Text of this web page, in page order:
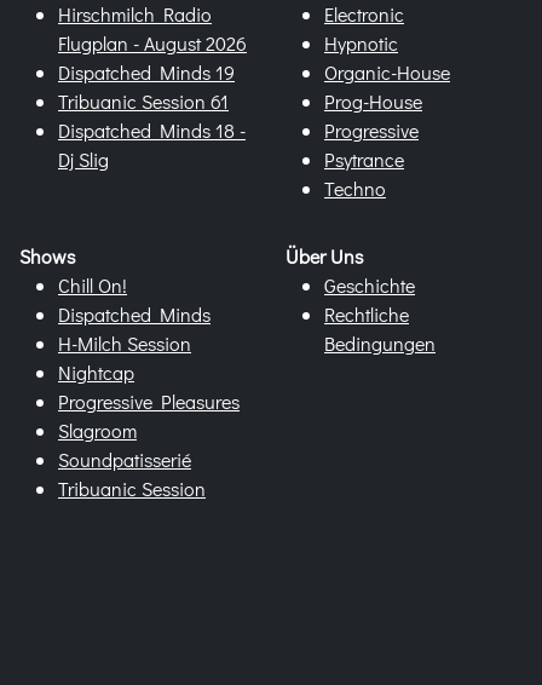
Hirschmilch Radio
Flugplan - August 2026
Dispatched Minds 19
Tribuanic Session 61
Dispatched Minds 18 -
Dj Slig
Electronic
Hypnotic
Organic-House
Prog-House
Progressive
Psytrance
Techno
Shows
Chill On!
Dispatched Minds
H-Milch Session
Nightcap
Progressive Pleasures
Slagroom
Soundpatisserié
Tribuanic Session
Über Uns
Geschichte
Rechtliche
Bedingungen